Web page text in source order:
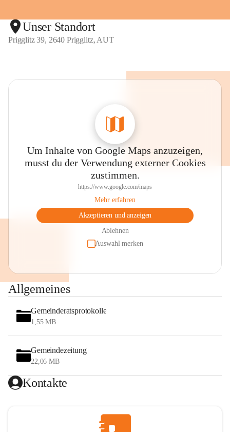
Unser Standort
Prigglitz 39, 2640 Prigglitz, AUT
Um Inhalte von Google Maps anzuzeigen,
musst du der Verwendung externer Cookies
zustimmen.
https://www.google.com/maps
Mehr erfahren
Akzeptieren und anzeigen
Ablehnen
Auswahl merken
Allgemeines
Gemeinderatsprotokolle
1,55 MB
Gemeindezeitung
22,06 MB
Kontakte